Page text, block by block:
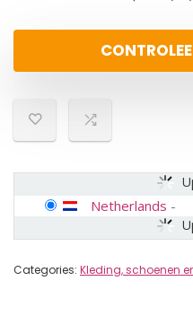
Netherlands -
Categories: Kleding, schoenen